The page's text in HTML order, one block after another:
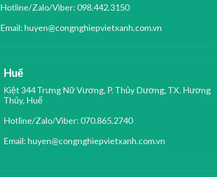
Hotline/Zalo/Viber: 098.442.3150
Email: huyen@congnghiepvietxanh.com.vn
Huế
Kiệt 344 Trưng Nữ Vương, P. Thủy Dương, TX. Hương
Thủy, Huế
Hotline/Zalo/Viber: 070.865.2740
Email: huyen@congnghiepvietxanh.com.vn